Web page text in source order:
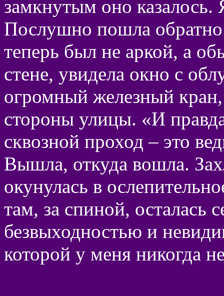
замкнутым оно казалось.
Послушно пошла
теперь был не аркой, а
стене, увидела окно с
огромный железный
стороны улицы. «И
сквозной проход – это
Вышла, откуда вошла.
окунулась в
там, за спиной, осталась
безвыходностью и
которой у меня никогда